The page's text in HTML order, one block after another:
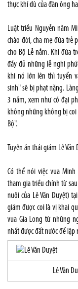
thực khí dù của đàn ông
Luật triều Nguyễn năm
chào đời, cha mẹ đứa trẻ
cho Bộ Lễ nắm. Khi đứa
đầy đủ những lễ nghi
khi nó lớn lên thì tuyển
sinh" sẽ bị phạt nặng.
3 năm, xem như có đại
không những không bị
Bộ".
Tuyên án thái giám Lê
Có thể nói việc vua
tham gia triều chính từ
nuôi của Lê Văn Duyệt)
giám được coi là vị khai
vua Gia Long từ những
nhất được đất nước để
Lê Văn